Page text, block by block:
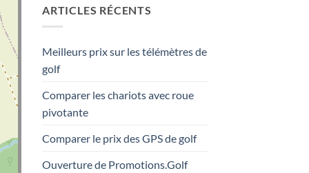
ARTICLES RÉCENTS
Meilleurs prix sur les télémètres de
golf
Comparer les chariots avec roue
pivotante
Comparer le prix des GPS de golf
Ouverture de Promotions.Golf